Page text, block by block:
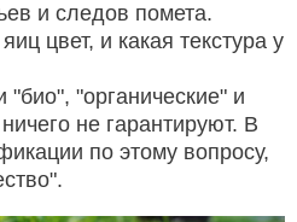
и следов помета.
цвет, и какая текстура у
"органические" и
не гарантируют. В
по этому вопросу,